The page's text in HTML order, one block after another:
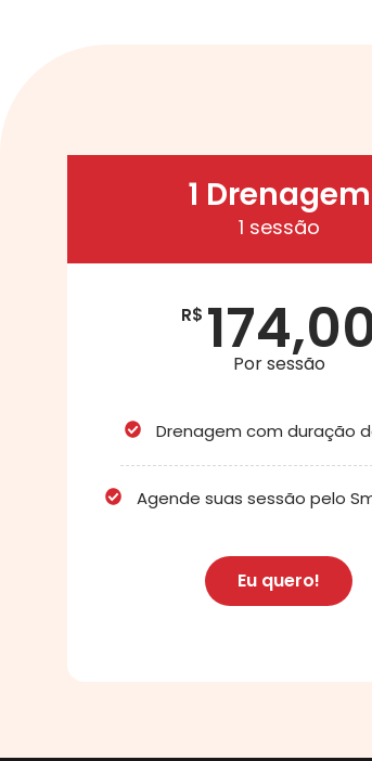
1 Drenagem
1 sessão
R$
Por sessão
Drenagem com duração
Agende suas sessão pelo
Eu quero!